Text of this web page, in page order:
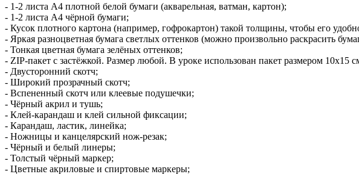
- 1-2 листа А4 плотной белой бумаги (акварельная, ватман, картон);
- 1-2 листа А4 чёрной бумаги;
- Кусок плотного картона (например, гофрокартон) такой толщины, чтобы его
- Яркая разноцветная бумага светлых оттенков (можно произвольно раскрасить
- Тонкая цветная бумага зелёных оттенков;
- ZIP-пакет с застёжкой. Размер любой. В уроке использован пакет размером 10х15
- Двусторонний скотч;
- Широкий прозрачный скотч;
- Вспененный скотч или клеевые подушечки;
- Чёрный акрил и тушь;
- Клей-карандаш и клей сильной фиксации;
- Карандаш, ластик, линейка;
- Ножницы и канцелярский нож-резак;
- Чёрный и белый линеры;
- Толстый чёрный маркер;
- Цветные акриловые и спиртовые маркеры;